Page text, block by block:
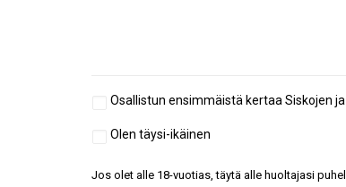
Aiempi
Osallistun ensimmäistä kertaa Siskojen
Täysi-
Olen täysi-ikäinen
Jos olet alle 18-vuotias, täytä alle huoltajasi